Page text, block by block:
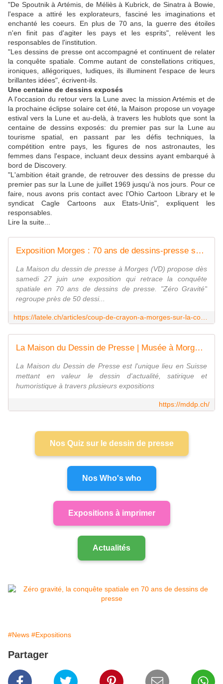
"De Spoutnik à Artémis, de Méliès à Kubrick, de Sinatra à Bowie,
l'espace a attiré les explorateurs, fasciné les imaginations et
enchanté les coeurs. En plus de 70 ans, la guerre des étoiles
n'en finit pas d'agiter les pays et les esprits", relèvent les
responsables de l'institution.
"Les dessins de presse ont accompagné et continuent de relater
la conquête spatiale. Comme autant de constellations critiques,
ironiques, allégoriques, ludiques, ils illuminent l'espace de leurs
brillantes idées", écrivent-ils.
Une centaine de dessins exposés
A l'occasion du retour vers la Lune avec la mission Artémis et de
la prochaine éclipse solaire cet été, la Maison propose un voyage
estival vers la Lune et au-delà, à travers les hublots que sont la
centaine de dessins exposés: du premier pas sur la Lune au
tourisme spatial, en passant par les défis techniques, la
compétition entre pays, les figures de nos astronautes, les
femmes dans l'espace, incluant deux dessins ayant embarqué à
bord de Discovery.
"L'ambition était grande, de retrouver des dessins de presse du
premier pas sur la Lune de juillet 1969 jusqu'à nos jours. Pour ce
faire, nous avons pris contact avec l'Ohio Cartoon Library et le
syndicat Cagle Cartoons aux Etats-Unis", expliquent les
responsables.
Lire la suite...
Exposition Morges : 70 ans de dessins-presse sur la conquête spatiale
La Maison du dessin de presse à Morges (VD) propose dès
samedi 27 juin une exposition qui retrace la conquête
spatiale en 70 ans de dessins de presse. "Zéro Gravité"
regroupe près de 50 dessi...
La Maison du Dessin de Presse | Musée à Morges | Accueil
La Maison du Dessin de Presse est l'unique lieu en Suisse
mettant en valeur le dessin d'actualité, satirique et
humoristique à travers plusieurs expositions
https://mddp.ch/
Nos Quiz sur le dessin de presse
Nos Who's who
Expositions à imprimer
Actualités
#News #Expositions
Partager